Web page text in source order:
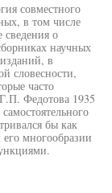
совместного
в том числе
сведения о
научных
в
словесности,
часто
Федотова 1935
бы как
его многообразии